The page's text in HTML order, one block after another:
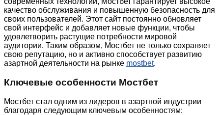
качество обслуживания и повышенную безопасность для
своих пользователей. Этот сайт постоянно обновляет
свой интерфейс и добавляет новые функции, чтобы
удовлетворить растущие потребности мировой
аудитории. Таким образом, Мостбет не только сохраняет
свою репутацию, но и активно способствует развитию
азартной деятельности на рынке mostbet.
Ключевые особенности Мостбет
Мостбет стал одним из лидеров в азартной индустрии
благодаря следующим ключевым особенностям: